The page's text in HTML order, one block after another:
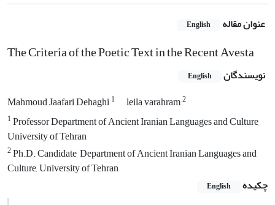
عنوان مقاله English
The Criteria of the Poetic Text in the Recent Avesta
نویسندگان English
Mahmoud Jaafari Dehaghi1 leila varahram2
1Professor Department of Ancient Iranian Languages and Culture,
University of Tehran
2Ph.D. Candidate, Department of Ancient Iranian Languages and
Culture, University of Tehran
چکیده
English